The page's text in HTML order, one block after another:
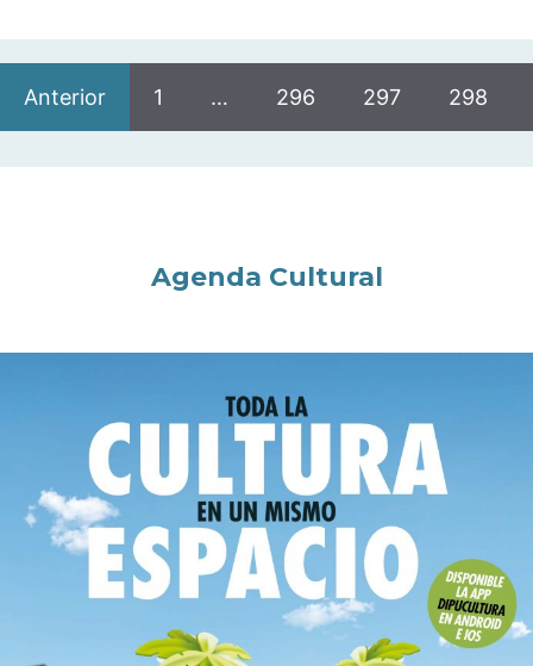
Anterior 1 … 296 297 298
Agenda Cultural